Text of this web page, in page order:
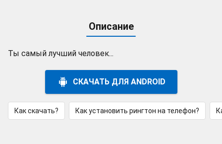
Описание
Ты самый лучший человек...
СКАЧАТЬ ДЛЯ ANDROID
Как скачать? Как установить рингтон на телефон?